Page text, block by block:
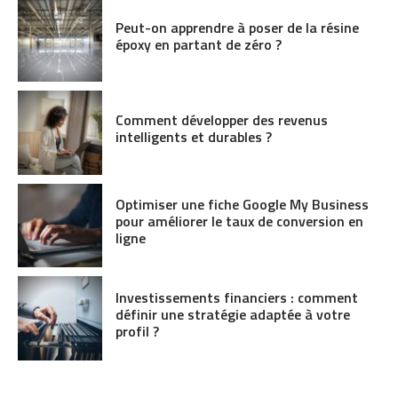
Peut-on apprendre à poser de la résine
époxy en partant de zéro ?
Comment développer des revenus
intelligents et durables ?
Optimiser une fiche Google My Business
pour améliorer le taux de conversion en
ligne
Investissements financiers : comment
définir une stratégie adaptée à votre
profil ?